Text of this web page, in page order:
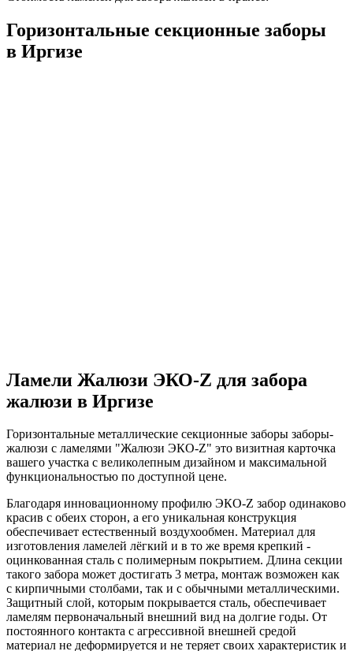
Горизонтальные секционные заборы
в Иргизе
Ламели Жалюзи ЭКО-Z для забора
жалюзи в Иргизе
Горизонтальные металлические секционные заборы заборы-
жалюзи с ламелями "Жалюзи ЭКО-Z" это визитная карточка
вашего участка с великолепным дизайном и максимальной
функциональностью по доступной цене.
Благодаря инновационному профилю ЭКО-Z забор одинаково
красив с обеих сторон, а его уникальная конструкция
обеспечивает естественный воздухообмен. Материал для
изготовления ламелей лёгкий и в то же время крепкий -
оцинкованная сталь с полимерным покрытием. Длина секции
такого забора может достигать 3 метра, монтаж возможен как
с кирпичными столбами, так и с обычными металлическими.
Защитный слой, которым покрывается сталь, обеспечивает
ламелям первоначальный внешний вид на долгие годы. От
постоянного контакта с агрессивной внешней средой
материал не деформируется и не теряет своих характеристик и